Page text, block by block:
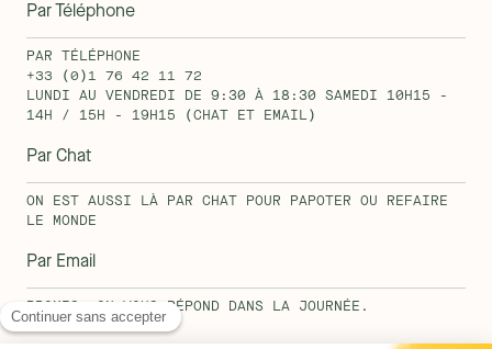
Par Téléphone
PAR TÉLÉPHONE
+33 (0)1 76 42 11 72
LUNDI AU VENDREDI DE 9:30 À 18:30 SAMEDI 10H15 -
14H / 15H - 19H15 (CHAT ET EMAIL)
Par Chat
ON EST AUSSI LÀ PAR CHAT POUR PAPOTER OU REFAIRE
LE MONDE
Par Email
PROMIS, ON VOUS RÉPOND DANS LA JOURNÉE.
HELLO@KIPLI.COM